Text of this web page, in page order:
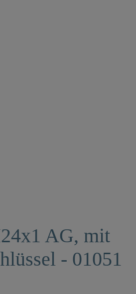
AG, mit
- 01051